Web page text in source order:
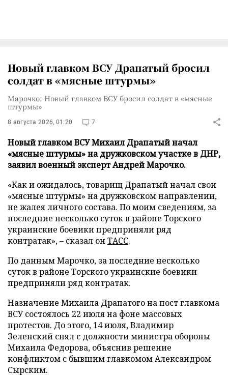
Новый главком ВСУ Драпатый бросил
солдат в «мясные штурмы»
Марочко: Новый главком ВСУ бросил солдат в «мясные
штурмы»
8 августа 2026, 01:20 7
Новый главком ВСУ Михаил Драпатый начал
«мясные штурмы» на дружковском участке в ДНР,
заявил военный эксперт Андрей Марочко.
«Как и ожидалось, товарищ Драпатый начал свои
«мясные штурмы» на дружковском направлении,
не жалея личного состава. По моим сведениям, за
последние несколько суток в районе Торского
украинские боевики предприняли ряд
контратак», – сказал он ТАСС.
По данным Марочко, за последние несколько
суток в районе Торского украинские боевики
предприняли ряд контратак.
Назначение Михаила Драпатого на пост главкома
ВСУ состоялось 22 июля на фоне массовых
протестов. До этого, 14 июля, Владимир
Зеленский снял с должности министра обороны
Михаила Федорова, объяснив решение
конфликтом с бывшим главкомом Александром
Сырским.